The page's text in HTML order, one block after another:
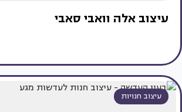
עיצוב אלה וואבי סאבי
עיצוב חנויות